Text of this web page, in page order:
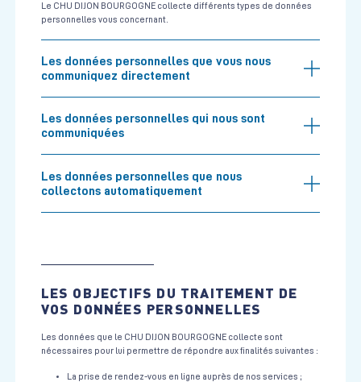
Le CHU DIJON BOURGOGNE collecte différents types de données
personnelles vous concernant.
Les données personnelles que vous nous
communiquez directement
Les données personnelles qui nous sont
communiquées
Les données personnelles que nous
collectons automatiquement
LES OBJECTIFS DU TRAITEMENT DE
VOS DONNÉES PERSONNELLES
Les données que le CHU DIJON BOURGOGNE collecte sont
nécessaires pour lui permettre de répondre aux finalités suivantes :
La prise de rendez-vous en ligne auprès de nos services ;